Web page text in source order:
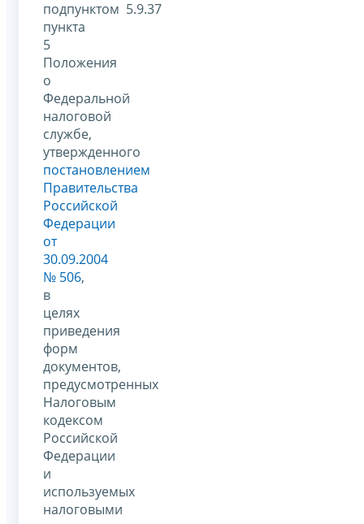
подпунктом 5.9.37
пункта
5
Положения
о
Федеральной
налоговой
службе,
утвержденного
постановлением
Правительства
Российской
Федерации
от
30.09.2004
№ 506,
в
целях
приведения
форм
документов,
предусмотренных
Налоговым
кодексом
Российской
Федерации
и
используемых
налоговыми